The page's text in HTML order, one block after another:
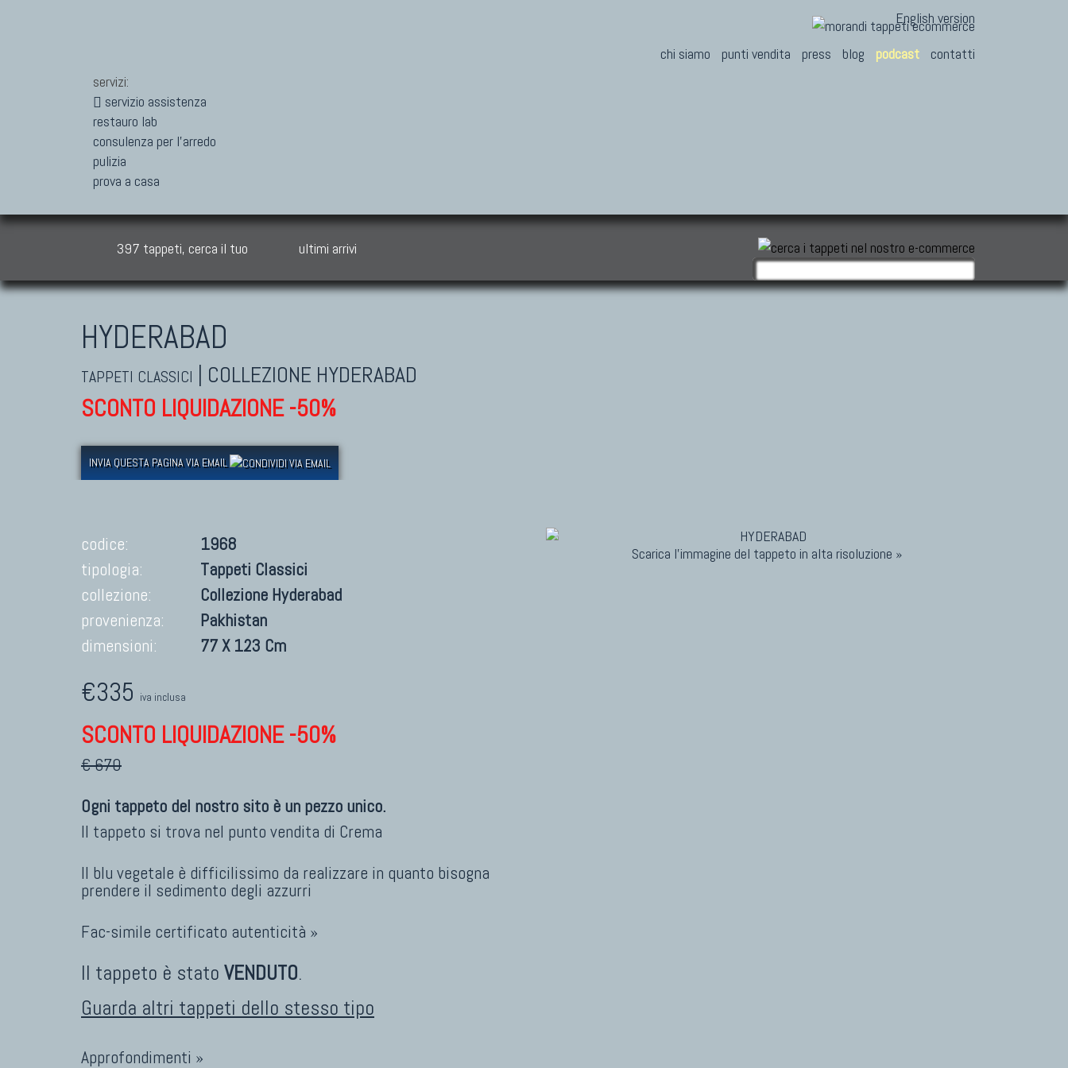
servizi:
servizio assistenza
restauro lab
consulenza per l'arredo
pulizia
prova a casa
English version
chi siamo
punti vendita press blog podcast contatti
397 tappeti, cerca il tuo ultimi arrivi
HYDERABAD
TAPPETI CLASSICI COLLEZIONE HYDERABAD
SCONTO LIQUIDAZIONE -50%
INVIA QUESTA PAGINA VIA EMAIL
Scarica l'immagine del tappeto in alta risoluzione »
codice:
1968
tipologia:
Tappeti Classici
collezione:
Collezione Hyderabad
provenienza:
Pakhistan
dimensioni:
77 X 123 Cm
€335 iva inclusa
SCONTO LIQUIDAZIONE -50%
€ 670
Ogni tappeto del nostro sito è un pezzo unico.
Il tappeto si trova nel punto vendita di Crema
Il blu vegetale è difficilissimo da realizzare in quanto bisogna
prendere il sedimento degli azzurri
Fac-simile certificato autenticità »
Il tappeto è stato VENDUTO.
Guarda altri tappeti dello stesso tipo
Approfondimenti »